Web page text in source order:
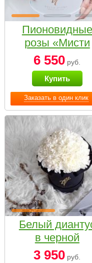
Заказать в один клик
Пионовидные
розы «Мисти
бабблс» в
коробке Small
6 550 руб.
Купить
Белый
в черной
коробке Small
3 950 руб.